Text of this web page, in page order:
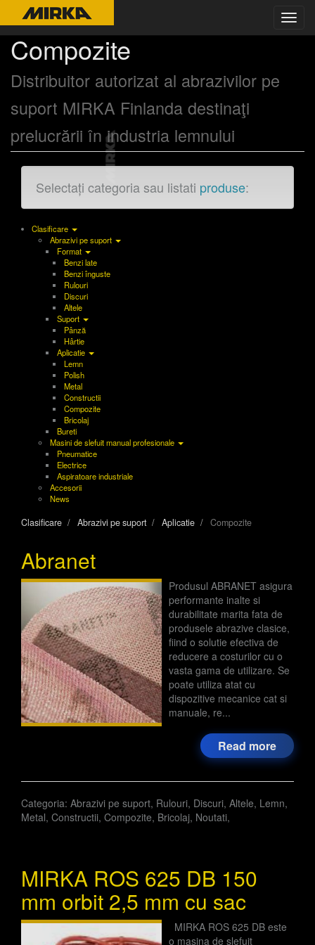
Compozite
Distribuitor autorizat al abrazivilor pe
suport MIRKA Finlanda destinaţi
prelucrării în industria lemnului
Selectați categoria sau listati produse:
Clasificare
Abrazivi pe suport
Format
Benzi late
Benzi înguste
Rulouri
Discuri
Altele
Suport
Pânză
Hârtie
Aplicatie
Lemn
Polish
Metal
Constructii
Compozite
Bricolaj
Bureti
Masini de slefuit manual profesionale
Pneumatice
Electrice
Aspiratoare industriale
Accesorii
News
Clasificare Abrazivi pe suport Aplicatie Compozite
Abranet
Produsul ABRANET asigura
performante inalte si
durabilitate marita fata de
produsele abrazive clasice,
fiind o solutie efectiva de
reducere a costurilor cu o
vasta gama de utilizare. Se
poate utiliza atat cu
dispozitive mecanice cat si
manuale, re...
Read more
Categoria: Abrazivi pe suport, Rulouri, Discuri, Altele, Lemn,
Metal, Constructii, Compozite, Bricolaj, Noutati,
MIRKA ROS 625 DB 150
mm orbit 2,5 mm cu sac
MIRKA ROS 625 DB este
o masina de slefuit